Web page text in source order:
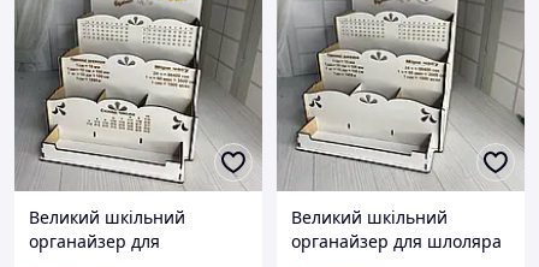
Великий шкільний
органайзер для
Великий шкільний
органайзер для шлоляра